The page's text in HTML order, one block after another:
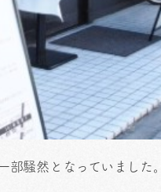
騒然となっていました。